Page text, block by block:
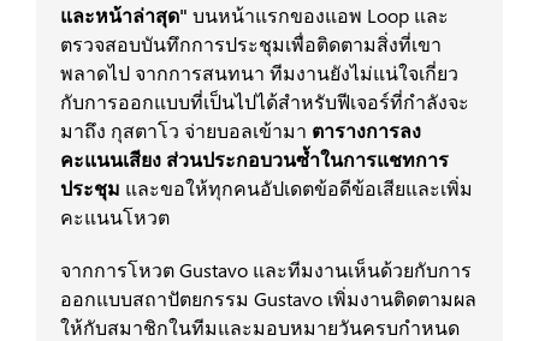
และหน้าล่าสุด" บนหน้าแรกของแอพ Loop และ
ตรวจสอบบันทึกการประชุมเพื่อติดตามสิ่งที่เขา
พลาดไป จากการสนทนา ทีมงานยังไม่แน่ใจเกี่ยว
กับการออกแบบที่เป็นไปได้สำหรับฟีเจอร์ที่กำลังจะ
มาถึง กุสตาโว จ่ายบอลเข้ามา ตารางการลง
คะแนนเสียง ส่วนประกอบวนซ้ำในการแชทการ
ประชุม และขอให้ทุกคนอัปเดตข้อดีข้อเสียและเพิ่ม
คะแนนโหวต
จากการโหวต Gustavo และทีมงานเห็นด้วยกับการ
ออกแบบสถาปัตยกรรม Gustavo เพิ่มงานติดตามผล
ให้กับสมาชิกในทีมและมอบหมายวันครบกำหนด